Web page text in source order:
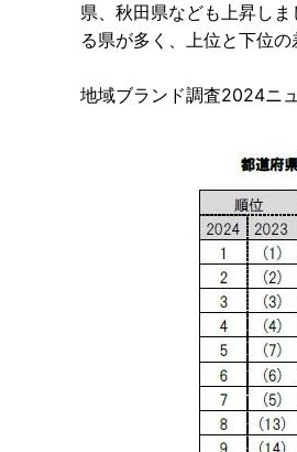
県、秋田県なども上昇し
る県が多く、上位と下位の
地域ブランド調査2024ニ